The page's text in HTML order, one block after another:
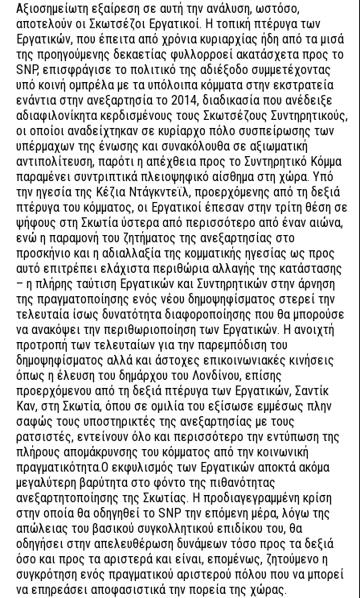
Αξιοσημείωτη εξαίρεση σε αυτή την ανάλυση, ωστόσο,
αποτελούν οι Σκωτσέζοι Εργατικοί. Η τοπική πτέρυγα των
Εργατικών, που έπειτα από χρόνια κυριαρχίας ήδη από τα μισά
της προηγούμενης δεκαετίας φυλλορροεί ακατάσχετα προς το
SNP, επισφράγισε το πολιτικό της αδιέξοδο συμμετέχοντας
υπό κοινή ομπρέλα με τα υπόλοιπα κόμματα στην εκστρατεία
ενάντια στην ανεξαρτησία το 2014, διαδικασία που ανέδειξε
αδιαφιλονίκητα κερδισμένους τους Σκωτσέζους Συντηρητικούς,
οι οποίοι αναδείχτηκαν σε κυρίαρχο πόλο συσπείρωσης των
υπέρμαχων της ένωσης και συνακόλουθα σε αξιωματική
αντιπολίτευση, παρότι η απέχθεια προς το Συντηρητικό Κόμμα
παραμένει συντριπτικά πλειοψηφικό αίσθημα στη χώρα. Υπό
την ηγεσία της Κέζια Ντάγκντεϊλ, προερχόμενης από τη δεξιά
πτέρυγα του κόμματος, οι Εργατικοί έπεσαν στην τρίτη θέση σε
ψήφους στη Σκωτία ύστερα από περισσότερο από έναν αιώνα,
ενώ η παραμονή του ζητήματος της ανεξαρτησίας στο
προσκήνιο και η αδιαλλαξία της κομματικής ηγεσίας ως προς
αυτό επιτρέπει ελάχιστα περιθώρια αλλαγής της κατάστασης
– η πλήρης ταύτιση Εργατικών και Συντηρητικών στην άρνηση
της πραγματοποίησης ενός νέου δημοψηφίσματος στερεί την
τελευταία ίσως δυνατότητα διαφοροποίησης που θα μπορούσε
να ανακόψει την περιθωριοποίηση των Εργατικών. Η ανοιχτή
προτροπή των τελευταίων για την παρεμπόδιση του
δημοψηφίσματος αλλά και άστοχες επικοινωνιακές κινήσεις
όπως η έλευση του δημάρχου του Λονδίνου, επίσης
προερχόμενου από τη δεξιά πτέρυγα των Εργατικών, Σαντίκ
Καν, στη Σκωτία, όπου σε ομιλία του εξίσωσε εμμέσως πλην
σαφώς τους υποστηρικτές της ανεξαρτησίας με τους
ρατσιστές, εντείνουν όλο και περισσότερο την εντύπωση της
πλήρους απομάκρυνσης του κόμματος από την κοινωνική
πραγματικότητα.Ο εκφυλισμός των Εργατικών αποκτά ακόμα
μεγαλύτερη βαρύτητα στο φόντο της πιθανότητας
ανεξαρτητοποίησης της Σκωτίας. Η προδιαγεγραμμένη κρίση
στην οποία θα οδηγηθεί το SNP την επόμενη μέρα, λόγω της
απώλειας του βασικού συγκολλητικού επιδίκου του, θα
οδηγήσει στην απελευθέρωση δυνάμεων τόσο προς τα δεξιά
όσο και προς τα αριστερά και είναι, επομένως, ζητούμενο η
συγκρότηση ενός πραγματικού αριστερού πόλου που να μπορεί
να επηρεάσει αποφασιστικά την πορεία της χώρας.